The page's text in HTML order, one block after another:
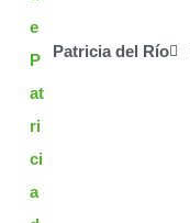
Patricia del Río